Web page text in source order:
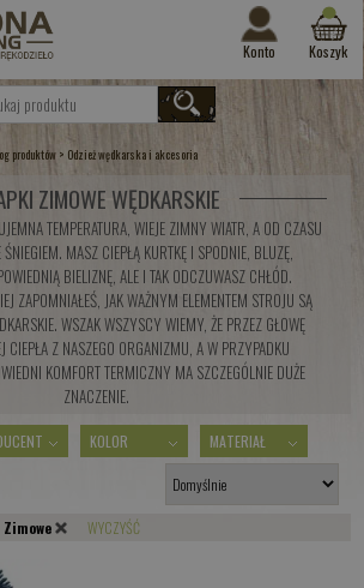
Konto Koszyk
produktów > Odzież wędkarska i akcesoria
ZIMOWE WĘDKARSKIE
TEMPERATURA, WIEJE ZIMNY WIATR, A OD CZASU
MASZ CIEPŁĄ KURTKĘ I SPODNIE, BLUZĘ,
BIELIZNĘ, ALE I TAK ODCZUWASZ CHŁÓD.
ZAPOMNIAŁEŚ, JAK WAŻNYM ELEMENTEM STROJU SĄ
WSZAK WSZYSCY WIEMY, ŻE PRZEZ GŁOWĘ
CIEPŁA Z NASZEGO ORGANIZMU, A W PRZYPADKU
KOMFORT TERMICZNY MA SZCZEGÓLNIE DUŻE
ZNACZENIE.
KOLOR MATERIAŁ
Zimowe WYCZYŚĆ